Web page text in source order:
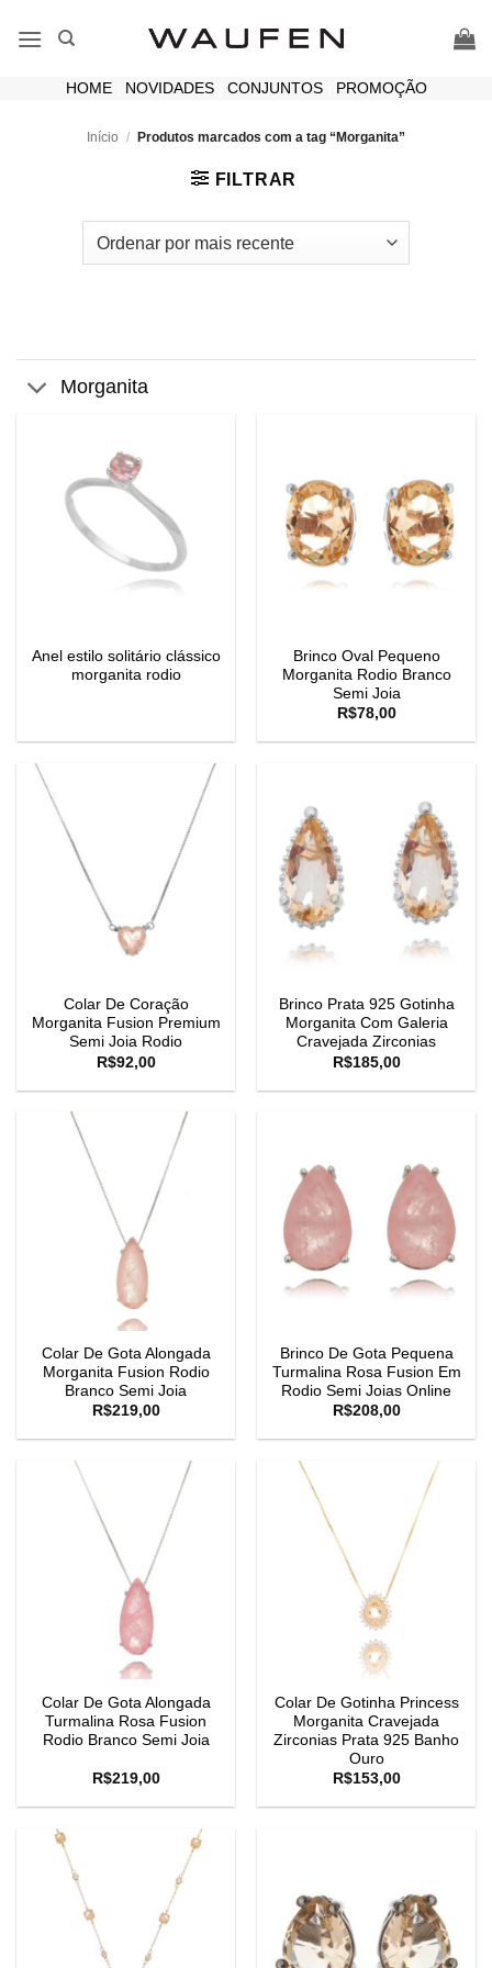
HOME| NOVIDADES| CONJUNTOS| PROMOÇÃO
Início / Produtos marcados com a tag “Morganita”
FILTRAR
Morganita
Anel estilo solitário clássico
morganita rodio
Brinco Oval Pequeno
Morganita Rodio Branco
Semi Joia
R$78,00
Colar De Coração
Morganita Fusion Premium
Semi Joia Rodio
R$92,00
Brinco Prata 925 Gotinha
Morganita Com Galeria
Cravejada Zirconias
R$185,00
Colar De Gota Alongada
Morganita Fusion Rodio
Branco Semi Joia
R$219,00
Brinco De Gota Pequena
Turmalina Rosa Fusion Em
Rodio Semi Joias Online
R$208,00
Colar De Gota Alongada
Turmalina Rosa Fusion
Rodio Branco Semi Joia
R$219,00
Colar De Gotinha Princess
Morganita Cravejada
Zirconias Prata 925 Banho
Ouro
R$153,00